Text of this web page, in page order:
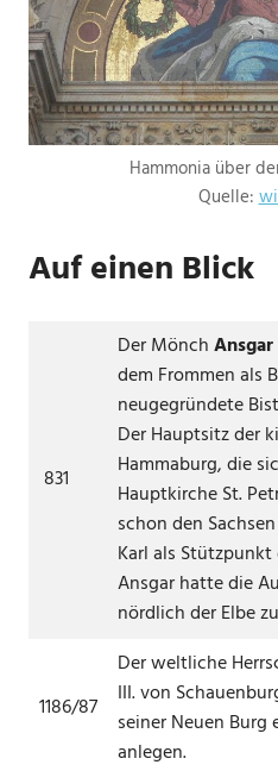
Hammonia über
Quelle:
Auf einen Blick
831
Der MönchAnsgar
dem Frommen als
neugegründete
Der Hauptsitz der
Hammaburg, die
Hauptkirche St.
schon den
Karl als
Ansgar hatte die
nördlich der Elbe
1186/87
Der weltliche
III. von
seiner Neuen
anlegen.